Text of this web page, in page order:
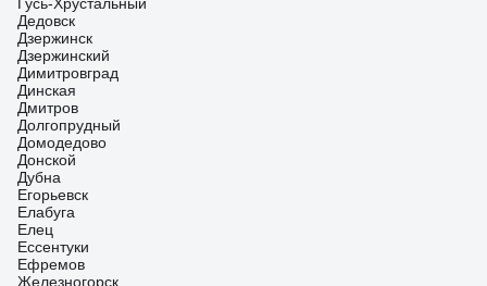
Дедовск
Дзержинск
Дзержинский
Димитровград
Динская
Дмитров
Долгопрудный
Домодедово
Донской
Дубна
Егорьевск
Елабуга
Елец
Ессентуки
Ефремов
Железногорск